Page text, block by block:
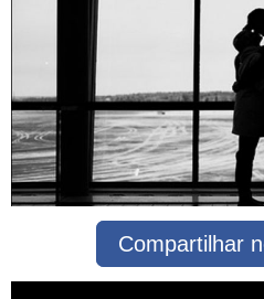
Compartilhar